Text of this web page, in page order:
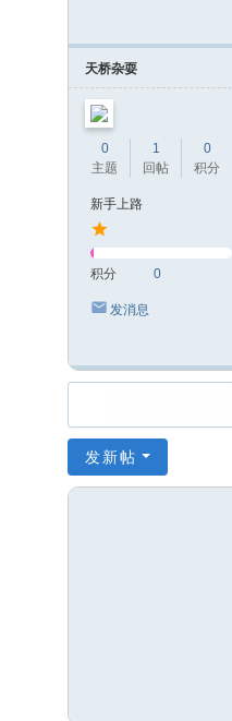
天桥杂耍
0
主题
1
回帖
0
积分
新手上路
积分 0
发消息
发新帖